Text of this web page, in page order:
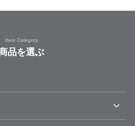
Item Category
品を選ぶ